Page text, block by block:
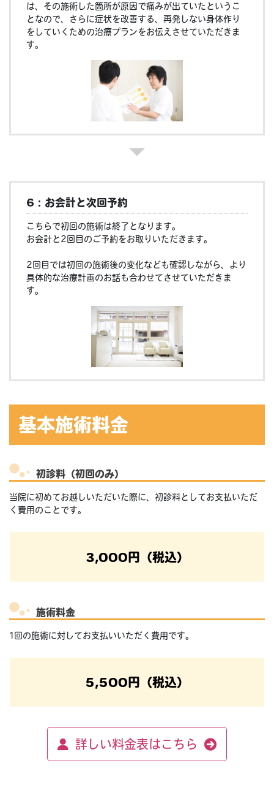
は、その施術した箇所が原因で痛みが出ていたというこ
となので、さらに症状を改善する、再発しない身体作り
をしていくための治療プランをお伝えさせていただきま
す。
6：お会計と次回予約
こちらで初回の施術は終了となります。
お会計と2回目のご予約をお取りいただきます。
2回目では初回の施術後の変化なども確認しながら、より
具体的な治療計画のお話も合わせてさせていただきま
す。
基本施術料金
初診料（初回のみ）
当院に初めてお越しいただいた際に、初診料としてお支払いただ
く費用のことです。
3,000円（税込）
施術料金
1回の施術に対してお支払いいただく費用です。
5,500円（税込）
詳しい料金表はこちら